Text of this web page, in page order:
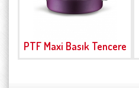
PTF Maxi Basık Tencere